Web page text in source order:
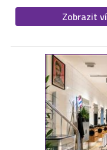
Zobrazit